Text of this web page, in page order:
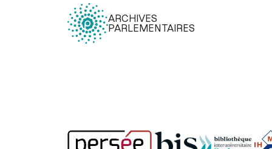
ARCHIVES
PARLEMENTAIRES